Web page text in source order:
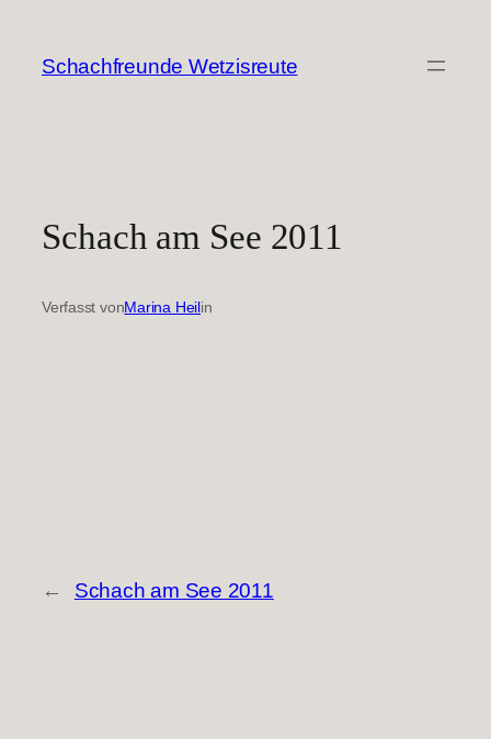
springen
Schachfreunde Wetzisreute
Schach am See 2011
Verfasst vonMarina Heilin
← Schach am See 2011